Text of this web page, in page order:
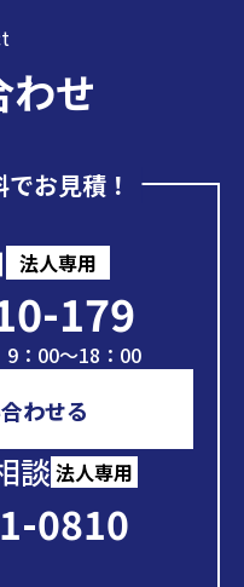
わせ
お見積！
法人専用
179
：00～18：00
わせる
談 法人専用
0810